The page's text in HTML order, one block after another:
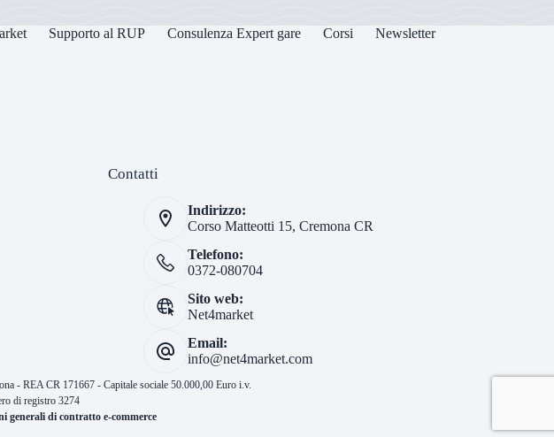
Supporto al RUP Consulenza Expert gare Corsi Newsletter
Contatti
Indirizzo:
Corso Matteotti 15, Cremona CR
Telefono:
0372-080704
Sito web:
Net4market
Email:
info@net4market.com
- REA CR 171667 - Capitale sociale 50.000,00 Euro i.v.
di registro 3274
generali di contratto e-commerce